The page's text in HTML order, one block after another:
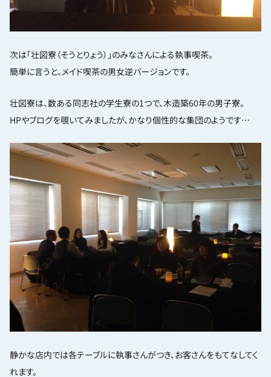
次は「壮図寮（そうとりょう）」のみなさんによる執事喫茶。
簡単に言うと、メイド喫茶の男女逆バージョンです。
壮図寮は、数ある同志社の学生寮の1つで、木造築60年の男子寮。
HPやブログを覗いてみましたが、かなり個性的な集団のようです…
静かな店内では各テーブルに執事さんがつき、お客さんをもてなしてく
れます。